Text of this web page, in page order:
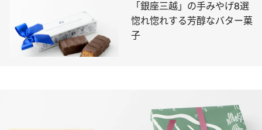
「銀座三越」の手みやげ8選
惚れ惚れする芳醇なバター菓
子